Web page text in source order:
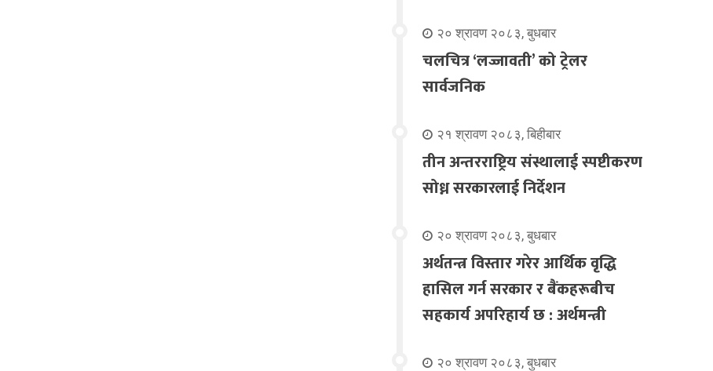
२० श्रावण २०८३, बुधबार
चलचित्र ‘लज्जावती’ को ट्रेलर
सार्वजनिक
२१ श्रावण २०८३, बिहीबार
तीन अन्तरराष्ट्रिय संस्थालाई स्पष्टीकरण
सोध्न सरकारलाई निर्देशन
२० श्रावण २०८३, बुधबार
अर्थतन्त्र विस्तार गरेर आर्थिक वृद्धि
हासिल गर्न सरकार र बैंकहरूबीच
सहकार्य अपरिहार्य छ : अर्थमन्त्री
२० श्रावण २०८३, बुधबार